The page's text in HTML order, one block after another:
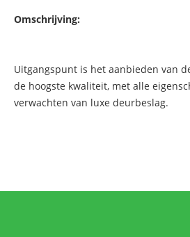
Omschrijving:
Uitgangspunt is het aanbieden van
de hoogste kwaliteit, met alle
verwachten van luxe deurbeslag.